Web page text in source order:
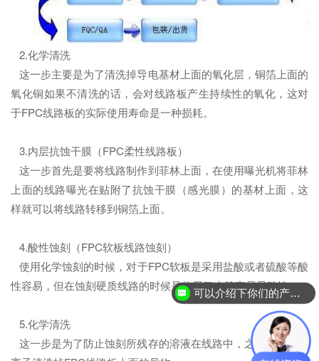
2.化学清洗
这一步主要是为了清洗掉导电基材上面的氧化层，铜箔上面的
氧化铜如果不清洗的话，会对线路板产生持续性的氧化，这对
于FPC线路板的实际使用寿命是一种损耗。
3.内层抗蚀干膜（FPC柔性线路板）
这一步首先是要将线路制作到菲林上面，在使用曝光机将菲林
上面的线路曝光在贴附了抗蚀干膜（感光膜）的基材上面，这
样就可以将线路转移到铜箔上面。
4.酸性蚀刻（FPC软板线路蚀刻）
使用化学蚀刻的时候，对于FPC软板是采用盐酸或者硫酸等酸
性容易，但在蚀刻硬质线路的时候是使用氨水等容易显酸性。
5.化学清洗
这一步是为了防止蚀刻所残存的溶液在线路中，之后在使用等
可以介绍下你们的产品么？